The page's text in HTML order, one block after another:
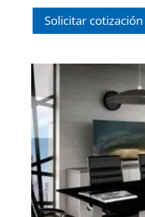
Solicitar cotización